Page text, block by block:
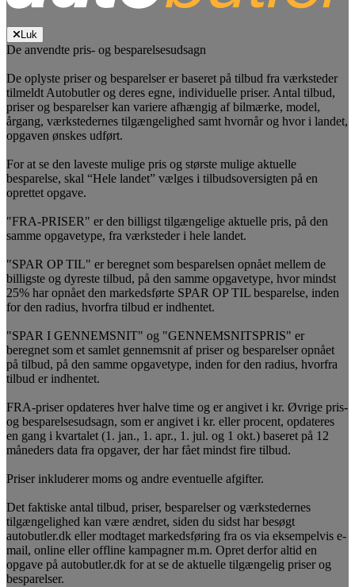
Luk
De anvendte pris- og besparelsesudsagn
De oplyste priser og besparelser er baseret på tilbud fra værksteder
tilmeldt Autobutler og deres egne, individuelle priser. Antal tilbud,
priser og besparelser kan variere afhængig af bilmærke, model,
årgang, værkstedernes tilgængelighed samt hvornår og hvor i landet,
opgaven ønskes udført.
For at se den laveste mulige pris og største mulige aktuelle
besparelse, skal “Hele landet” vælges i tilbudsoversigten på en
oprettet opgave.
"FRA-PRISER" er den billigst tilgængelige aktuelle pris, på den
samme opgavetype, fra værksteder i hele landet.
"SPAR OP TIL" er beregnet som besparelsen opnået mellem de
billigste og dyreste tilbud, på den samme opgavetype, hvor mindst
25% har opnået den markedsførte SPAR OP TIL besparelse, inden
for den radius, hvorfra tilbud er indhentet.
"SPAR I GENNEMSNIT" og "GENNEMSNITSPRIS" er
beregnet som et samlet gennemsnit af priser og besparelser opnået
på tilbud, på den samme opgavetype, inden for den radius, hvorfra
tilbud er indhentet.
FRA-priser opdateres hver halve time og er angivet i kr. Øvrige pris-
og besparelsesudsagn, som er angivet i kr. eller procent, opdateres
en gang i kvartalet (1. jan., 1. apr., 1. jul. og 1 okt.) baseret på 12
måneders data fra opgaver, der har fået mindst fire tilbud.
Priser inkluderer moms og andre eventuelle afgifter.
Det faktiske antal tilbud, priser, besparelser og værkstedernes
tilgængelighed kan være ændret, siden du sidst har besøgt
autobutler.dk eller modtaget markedsføring fra os via eksempelvis e-
mail, online eller offline kampagner m.m. Opret derfor altid en
opgave på autobutler.dk for at se de aktuelle tilgængelig priser og
besparelser.